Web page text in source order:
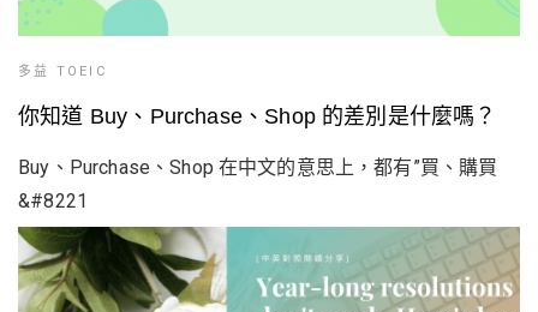
多益 TOEIC
你知道 Buy、Purchase、Shop 的差別是什麼嗎？
Buy、Purchase、Shop 在中文的意思上，都有”買、購買
&#8221